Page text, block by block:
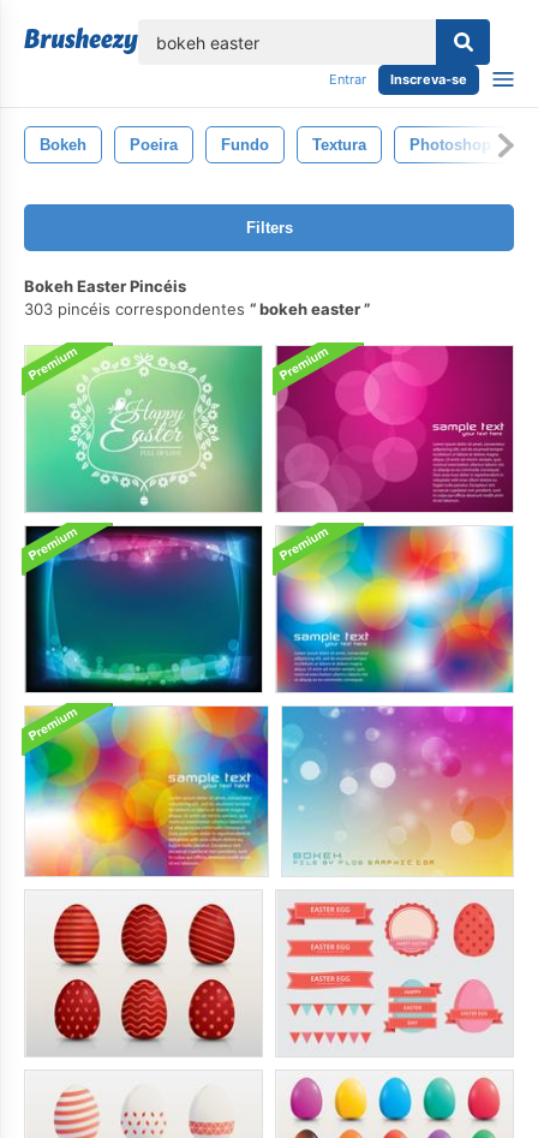
Entrar Inscreva-se
Bokeh Poeira Fundo Textura Photoshop
Filters
Bokeh Easter Pincéis
303 pincéis correspondentes
bokeh easter